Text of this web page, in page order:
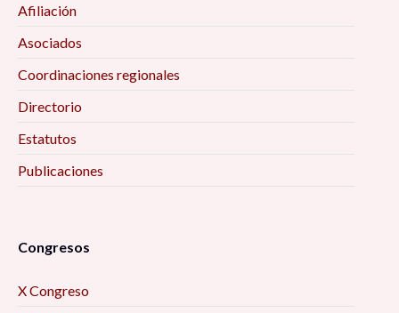
Afiliación
Asociados
Coordinaciones regionales
Directorio
Estatutos
Publicaciones
Congresos
X Congreso